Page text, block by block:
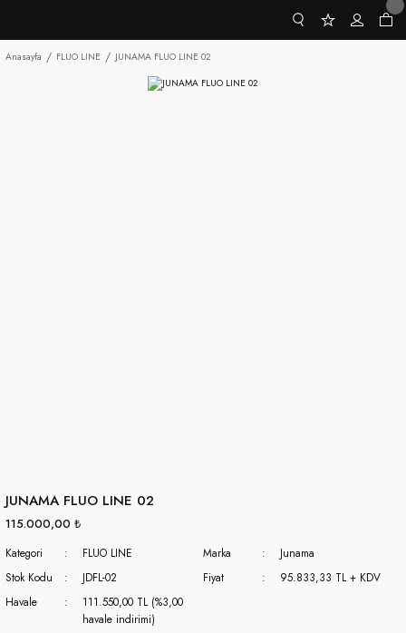
Anasayfa FLUO LINE JUNAMA FLUO LINE 02
JUNAMA FLUO LINE 02
115.000,00 ₺
Kategori FLUO LINE Marka
Junama
Stok Kodu
JDFL-02 Fiyat
95.833,33 TL + KDV
Havale
111.550,00 TL (%3,00
havale indirimi)